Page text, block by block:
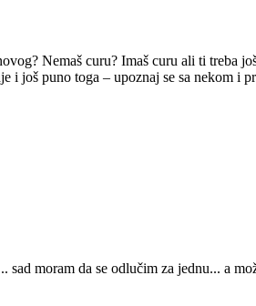
Nemaš curu? Imaš curu ali ti treba
i još puno toga – upoznaj se sa nekom
sad moram da se odlučim za jednu... a